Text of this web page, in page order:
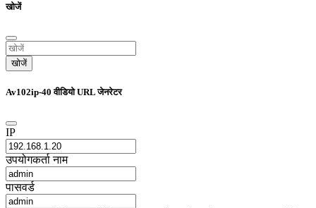
खोजें
खोजें
Av102ip-40 वीडियो URL जेनरेटर
IP
उपयोगकर्ता नाम
पासवर्ड